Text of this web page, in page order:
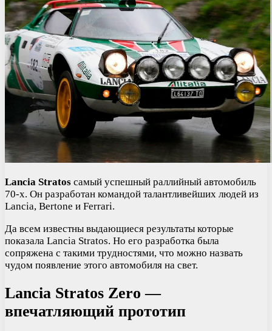
Lancia Stratos самый успешный раллийный автомобиль
70-х. Он разработан командой талантливейших людей из
Lancia, Bertone и Ferrari.
Да всем известны выдающиеся результаты которые
показала Lancia Stratos. Но его разработка была
сопряжена с такими трудностями, что можно назвать
чудом появление этого автомобиля на свет.
Lancia Stratos Zero —
впечатляющий прототип